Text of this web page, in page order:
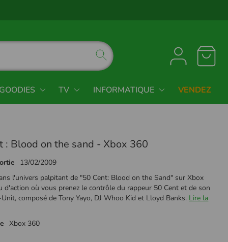
TV INFORMATIQUE VENDEZ
: Blood on the sand - Xbox 360
13/02/2009
l'univers palpitant de "50 Cent: Blood on the Sand" sur Xbox
d'action où vous prenez le contrôle du rappeur 50 Cent et de son
composé de Tony Yayo, DJ Whoo Kid et Lloyd Banks. Lire la
Xbox 360